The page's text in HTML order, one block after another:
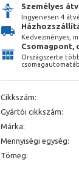
Személyes
Ingyenesen 4
Kedvezményes,
Csomagpont,
Országszerte
Cikkszám:
Gyártói cikkszám:
Márka:
Mennyiségi egység:
Tömeg: